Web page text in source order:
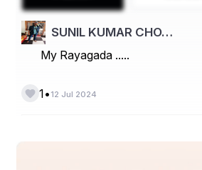
ବଂଶଧାରା ନାଗାବଳୀ ପରି କେତେ ନଦୀ
ଏଠାରେ ଲୁଚିଛି ଭାରତର ପ୍ରତିଛବି ।।
SUNIL KUMAR CHO…
My Rayagada .....
1• 12 Jul 2024